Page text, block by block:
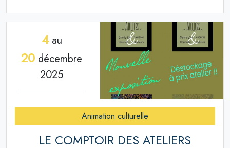
4au
20 décembre
2025
Animation culturelle
LE COMPTOIR DES ATELIERS